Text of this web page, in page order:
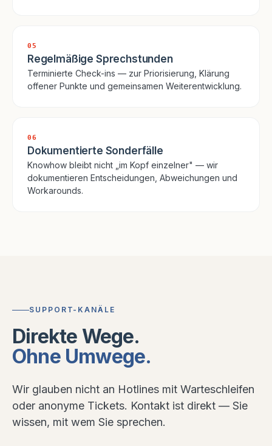
05
Regelmäßige Sprechstunden
Terminierte Check-ins — zur Priorisierung, Klärung
offener Punkte und gemeinsamen Weiterentwicklung.
06
Dokumentierte Sonderfälle
Knowhow bleibt nicht „im Kopf einzelner" — wir
dokumentieren Entscheidungen, Abweichungen und
Workarounds.
SUPPORT-KANÄLE
Direkte Wege.
Ohne Umwege.
Wir glauben nicht an Hotlines mit Warteschleifen
oder anonyme Tickets. Kontakt ist direkt — Sie
wissen, mit wem Sie sprechen.